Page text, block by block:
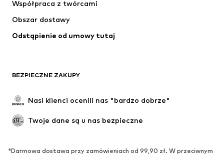
Współpraca z twórcami
Obszar dostawy
Odstąpienie od umowy tutaj
BEZPIECZNE ZAKUPY
Nasi klienci ocenili nas "bardzo dobrze"
Twoje dane są u nas bezpieczne
*Darmowa dostawa przy zamówieniach od 99,90 zł. W przeciwnym